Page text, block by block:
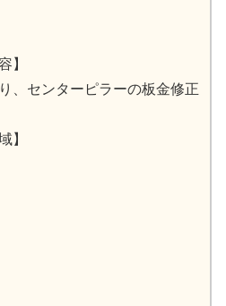
】
、センターピラーの板金修正
】